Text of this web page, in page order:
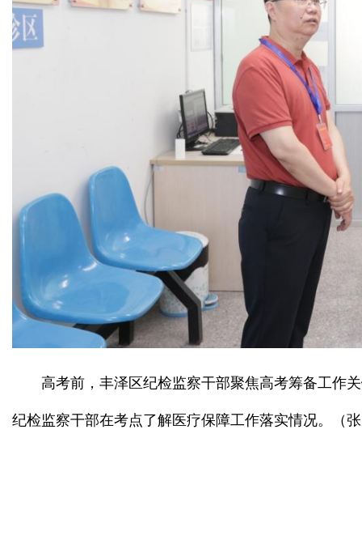
高考前，丰泽区纪检监察干部聚焦高考筹备工作
纪检监察干部在考点了解医疗保障工作落实情况。（